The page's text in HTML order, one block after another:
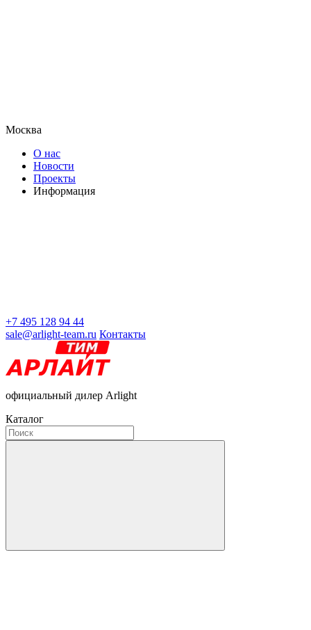
Москва
О нас
Новости
Проекты
Информация
+7 495 128 94 44
sale@arlight-team.ru Контакты
официальный дилер Arlight
Каталог